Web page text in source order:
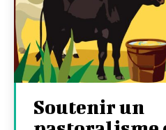
Soutenir un